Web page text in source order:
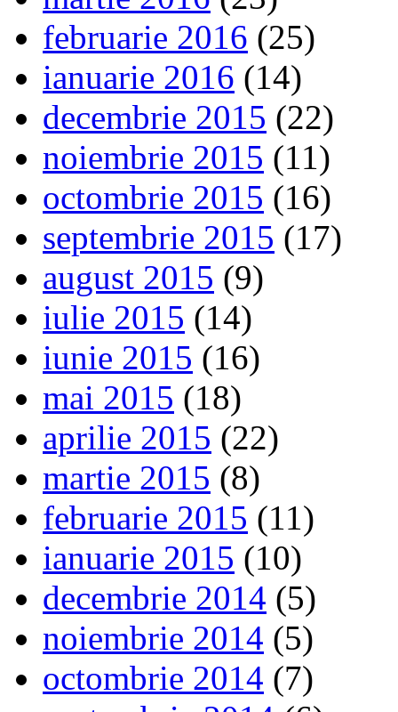
februarie 2016 (25)
ianuarie 2016 (14)
decembrie 2015 (22)
noiembrie 2015 (11)
octombrie 2015 (16)
septembrie 2015 (17)
august 2015 (9)
iulie 2015 (14)
iunie 2015 (16)
mai 2015 (18)
aprilie 2015 (22)
martie 2015 (8)
februarie 2015 (11)
ianuarie 2015 (10)
decembrie 2014 (5)
noiembrie 2014 (5)
octombrie 2014 (7)